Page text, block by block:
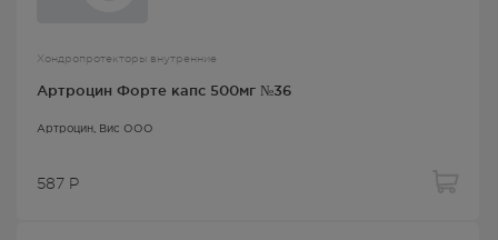
Хондропротекторы внутренние
Артроцин Форте капс 500мг №36
Артроцин , Вис ООО
587 Р